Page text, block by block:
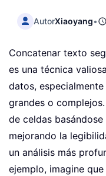
AutorXiaoyang•
Concatenar texto
es una técnica
datos,
grandes o
de celdas
mejorando la
un análisis más
ejemplo, imagine